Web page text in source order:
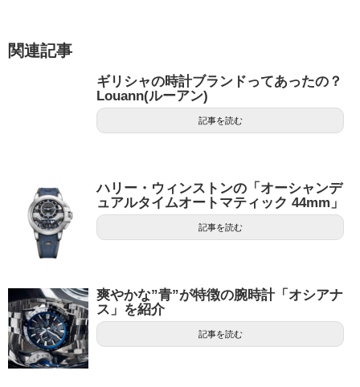
関連記事
ギリシャの時計ブランドってあったの？
Louann(ルーアン)
記事を読む
ハリー・ウィンストンの「オーシャンデ
ュアルタイムオートマティック 44mm」
記事を読む
爽やかな”青”が特徴の腕時計「オシアナ
ス」を紹介
記事を読む